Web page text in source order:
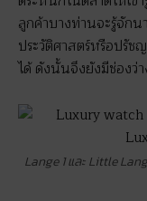
ลูกค้าบางท่านจะรู้จักน
ประวัติศาสตร์หรือปรัช
ได้ ดังนั้นจึงยังมีช่องว่า
Lange 1 และ Little